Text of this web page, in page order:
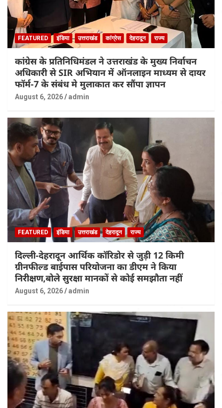
FEATURED इंडिया उत्तराखंड कांग्रेस देहरादून राज्य
कांग्रेस के प्रतिनिधिमंडल ने उत्तराखंड के मुख्य निर्वाचन
अधिकारी से SIR अभियान में ऑनलाइन माध्यम से दायर
फॉर्म-7 के संबंध मे मुलाकात कर सौंपा ज्ञापन
August 6, 2026 admin
FEATURED इंडिया उत्तराखंड देहरादून राज्य
दिल्ली-देहरादून आर्थिक कॉरिडोर से जुड़ी 12 किमी
ग्रीनफील्ड बाईपास परियोजना का डीएम ने किया
निरीक्षण,बोले सुरक्षा मानकों से कोई समझौता नहीं
August 6, 2026 admin